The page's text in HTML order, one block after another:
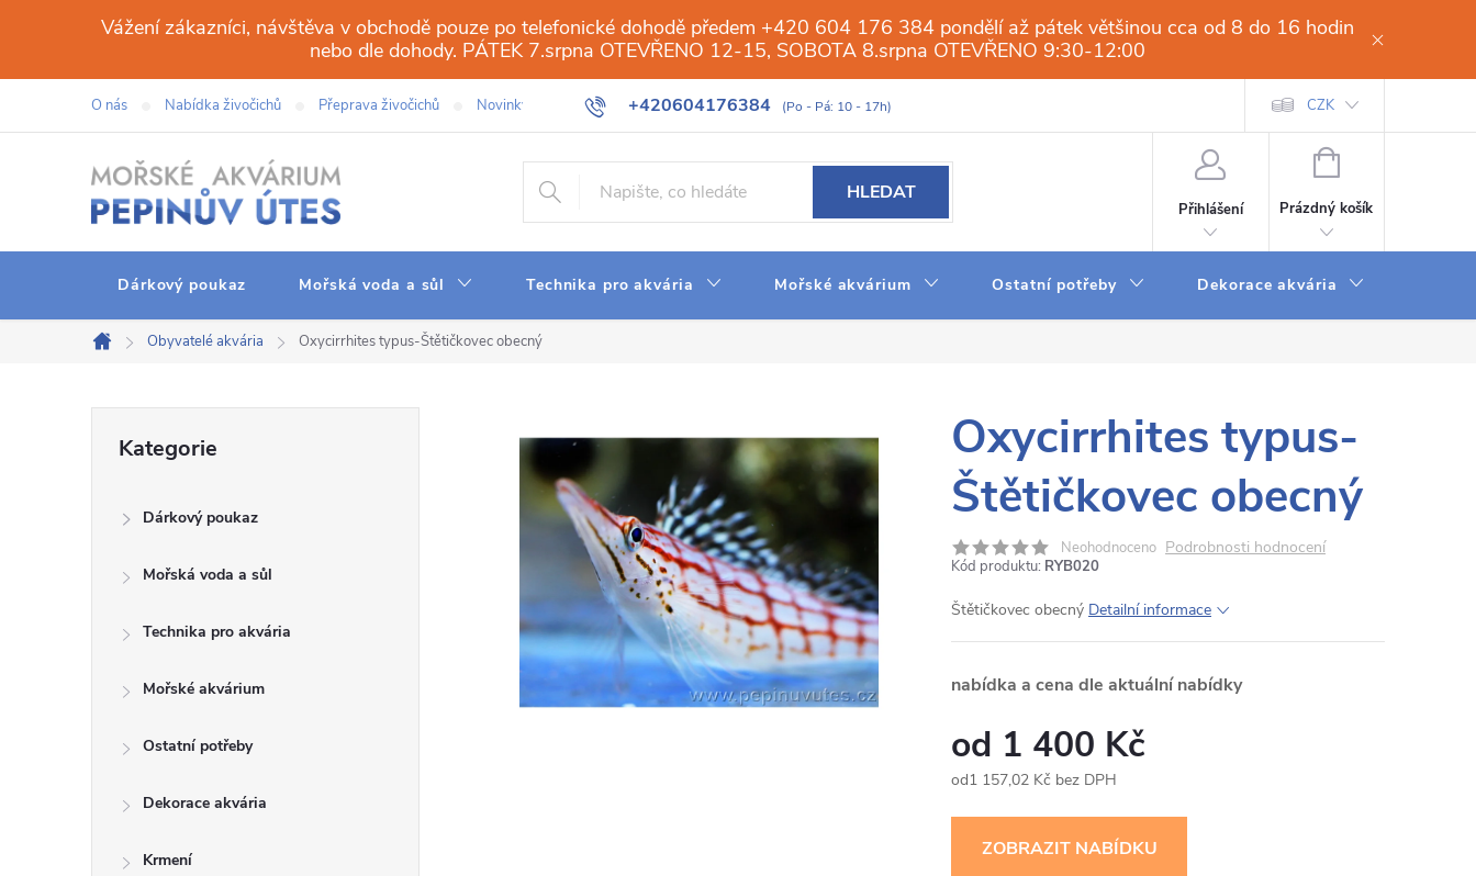
obsah
Vážení zákazníci, návštěva v obchodě pouze po telefonické dohodě předem +420 604 176 384 pondělí až pátek většinou cca od 8 do 16 hodin
nebo dle dohody. PÁTEK 7.srpna OTEVŘENO 12-15, SOBOTA 8.srpna OTEVŘENO 9:30-12:00
+420604176384
O nás Nabídka živočichů Přeprava živočichů Novinky Galerie Obchod Web Slovník pojmů Obchodní podmínky Dodací a platební
CZK
HLEDAT
Přihlášení
NÁKUPNÍ
Prázdný košík
Dárkový poukaz Mořská voda a sůl Technika pro akvária Mořské akvárium Ostatní potřeby Dekorace akvária
Domů
Obyvatelé akvária Oxycirrhites typus-Štětičkovec obecný
kategorie
Kategorie
Dárkový poukaz
Mořská voda a sůl
Technika pro akvária
Mořské akvárium
Ostatní potřeby
Dekorace akvária
Krmení
Oxycirrhites typus-
Štětičkovec obecný
Neohodnoceno Podrobnosti hodnocení
Kód produktu: RYB020
Štětičkovec obecný Detailní informace
nabídka a cena dle aktuální nabídky
1 400 Kč
1 157,02 Kč bez DPH